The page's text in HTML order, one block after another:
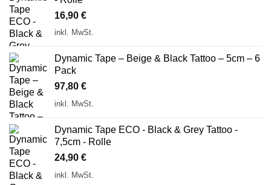
16,90 €
inkl. MwSt.
Dynamic Tape – Beige & Black Tattoo – 5cm – 6
Pack
97,80 €
inkl. MwSt.
Dynamic Tape ECO - Black & Grey Tattoo -
7,5cm - Rolle
24,90 €
inkl. MwSt.